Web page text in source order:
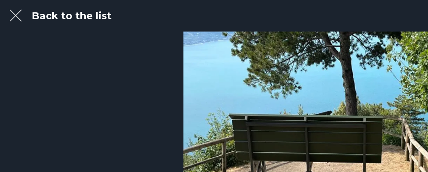
Back to the list